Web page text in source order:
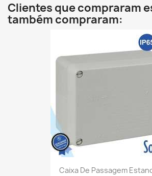
Clientes que compraram
também compraram:
Caixa De Passagem